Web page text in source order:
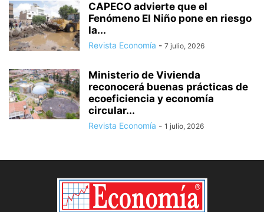
CAPECO advierte que el
Fenómeno El Niño pone en riesgo
la...
Revista Economía - 7 julio, 2026
Ministerio de Vivienda
reconocerá buenas prácticas de
ecoeficiencia y economía
circular...
Revista Economía - 1 julio, 2026